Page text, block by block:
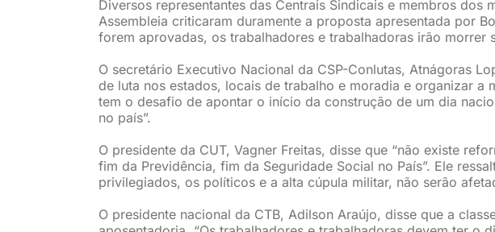
Diversos representantes das Centrais Sindicais e membros dos
Assembleia criticaram duramente a proposta apresentada por
forem aprovadas, os trabalhadores e trabalhadoras irão morrer
O secretário Executivo Nacional da CSP-Conlutas, Atnágoras
de luta nos estados, locais de trabalho e moradia e organizar a
tem o desafio de apontar o início da construção de um dia
no país”.
O presidente da CUT, Vagner Freitas, disse que “não existe
fim da Previdência, fim da Seguridade Social no País”. Ele
privilegiados, os políticos e a alta cúpula militar, não serão
O presidente nacional da CTB, Adilson Araújo, disse que a